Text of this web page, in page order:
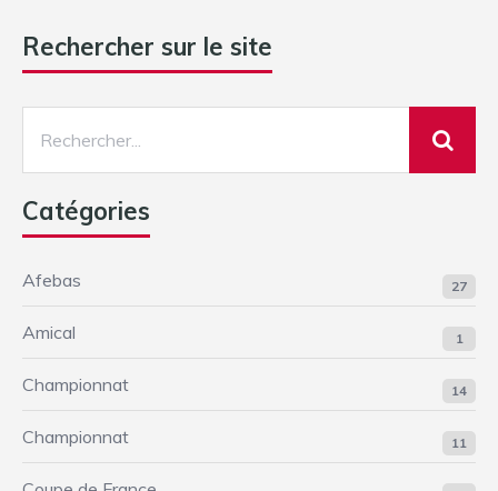
Rechercher sur le site
Catégories
Afebas 27
Amical 1
Championnat 14
Championnat 11